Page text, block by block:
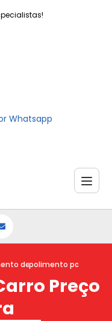
Whatsapp
de carro
polimento para carro
Preço